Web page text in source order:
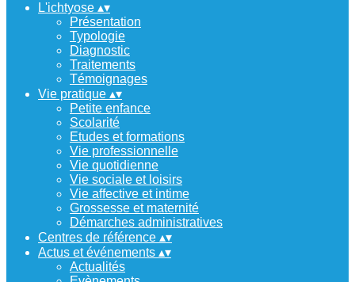
L'ichtyose ▴▾
Présentation
Typologie
Diagnostic
Traitements
Témoignages
Vie pratique ▴▾
Petite enfance
Scolarité
Etudes et formations
Vie professionnelle
Vie quotidienne
Vie sociale et loisirs
Vie affective et intime
Grossesse et maternité
Démarches administratives
Centres de référence ▴▾
Actus et événements ▴▾
Actualités